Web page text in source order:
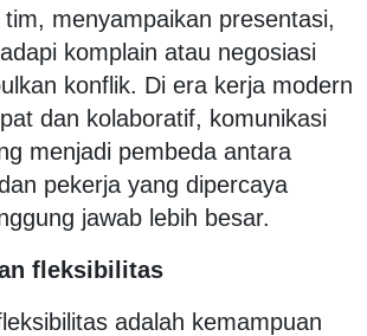
tim, menyampaikan presentasi,
komplain atau negosiasi
konflik. Di era kerja modern
dan kolaboratif, komunikasi
menjadi pembeda antara
pekerja yang dipercaya
jawab lebih besar.
fleksibilitas
adalah kemampuan